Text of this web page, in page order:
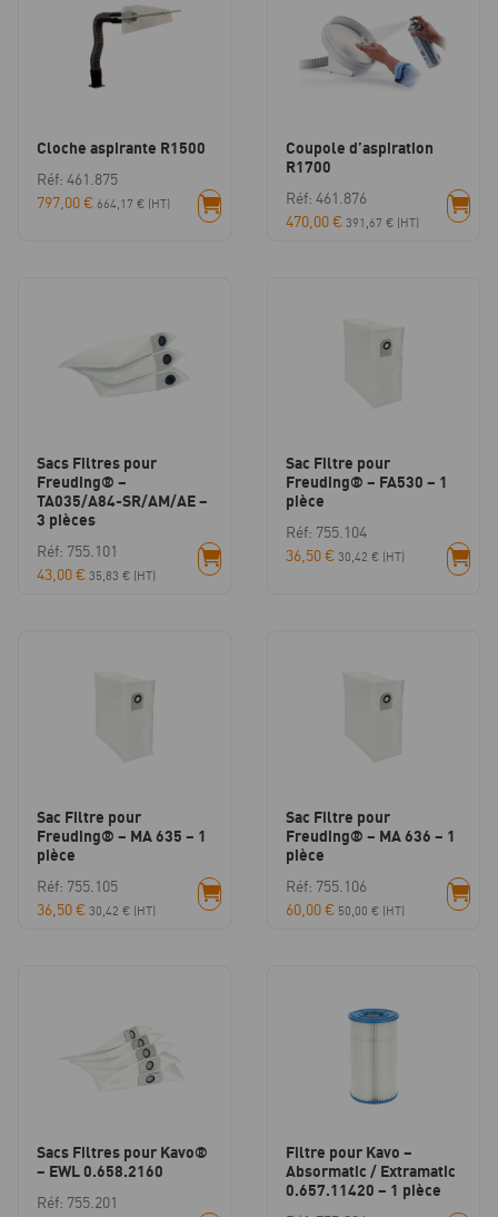
Cloche aspirante R1500
Réf: 461.875
797,00€ 664,17 € (HT)
Coupole d’aspiration
R1700
Réf: 461.876
470,00€ 391,67 € (HT)
Sacs Filtres pour
Freuding® –
TA035/A84-SR/AM/AE –
3 pièces
Réf: 755.101
43,00€ 35,83 € (HT)
Sac Filtre pour
Freuding® – FA530 – 1
pièce
Réf: 755.104
36,50€ 30,42 € (HT)
Sac Filtre pour
Freuding® – MA 635 – 1
pièce
Réf: 755.105
36,50€ 30,42 € (HT)
Sac Filtre pour
Freuding® – MA 636 – 1
pièce
Réf: 755.106
60,00€ 50,00 € (HT)
Sacs Filtres pour Kavo®
– EWL 0.658.2160
Réf: 755.201
Filtre pour Kavo –
Absormatic / Extramatic
0.657.11420 – 1 pièce